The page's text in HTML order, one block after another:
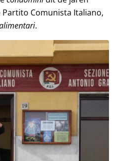
Comunista Italiano,
.